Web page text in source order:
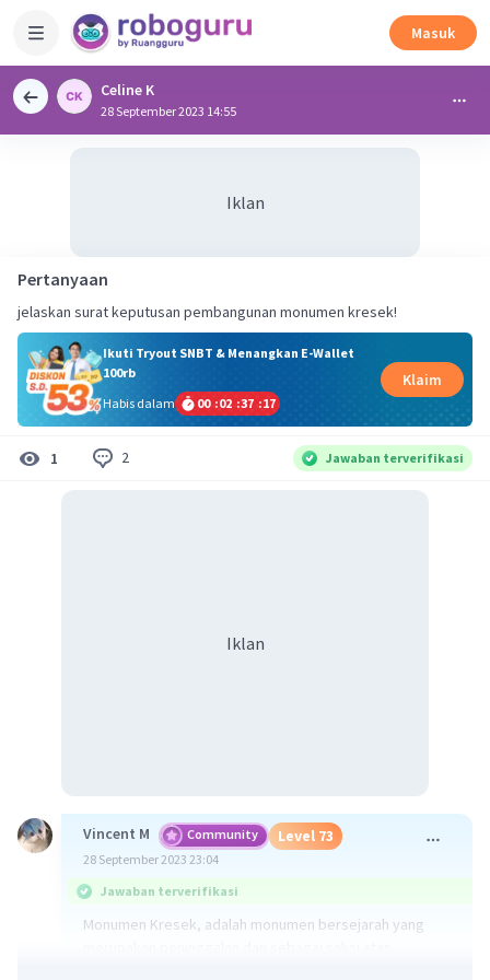
Masuk
Celine K
28 September 2023 14:55
Iklan
Pertanyaan
jelaskan surat keputusan pembangunan monumen kresek!
Ikuti Tryout SNBT & Menangkan E-Wallet
100rb
Habis dalam
00 :02 :37 :17
Klaim
1 2 Jawaban terverifikasi
Iklan
Vincent M Community Level 73
28 September 2023 23:04
Jawaban terverifikasi
Monumen Kresek, adalah monumen bersejarah yang